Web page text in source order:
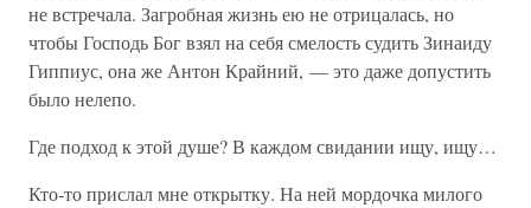
не встречала. Загробная жизнь ею не отрицалась, но
чтобы Господь Бог взял на себя смелость судить Зинаиду
Гиппиус, она же Антон Крайний, — это даже допустить
было нелепо.
Где подход к этой душе? В каждом свидании ищу, ищу…
Кто-то прислал мне открытку. На ней мордочка милого